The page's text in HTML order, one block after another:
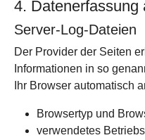
4. Datenerfassung
Server-Log-Dateien
Der Provider der Seiten
Informationen in so
Ihr Browser automatisch
Browsertyp und
verwendetes